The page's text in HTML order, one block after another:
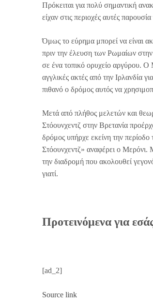
Πρόκειται για πολύ σημαντική
είχαν στις περιοχές αυτές
Όμως το εύρημα μπορεί να είναι
πριν την έλευση των Ρωμαίων στην
σε ένα τοπικό ορυχείο αργύρου. Ο
αγγλικές ακτές από την Ιρλανδία
πιθανό ο δρόμος αυτός να
Μετά από πλήθος μελετών και
Στόουνχεντζ στην Βρετανία
δρόμος υπήρχε εκείνη την
Στόουνχεντζ» αναφέρει ο Μερόνι.
την διαδρομή που ακολουθεί
γιατί.
Προτεινόμενα για
[ad_2]
Source link